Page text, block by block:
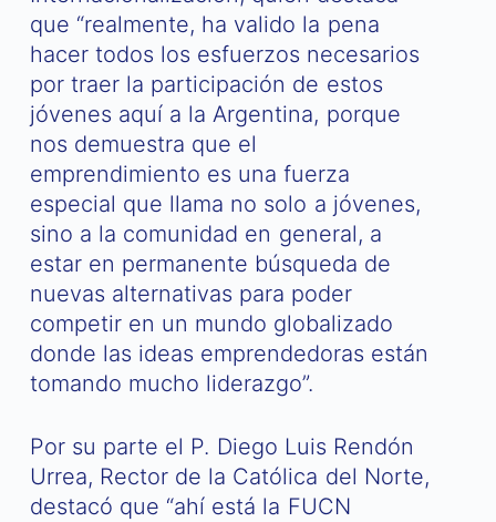
que “realmente, ha valido la pena
hacer todos los esfuerzos necesarios
por traer la participación de estos
jóvenes aquí a la Argentina, porque
nos demuestra que el
emprendimiento es una fuerza
especial que llama no solo a jóvenes,
sino a la comunidad en general, a
estar en permanente búsqueda de
nuevas alternativas para poder
competir en un mundo globalizado
donde las ideas emprendedoras están
tomando mucho liderazgo”.
Por su parte el P. Diego Luis Rendón
Urrea, Rector de la Católica del Norte,
destacó que “ahí está la FUCN